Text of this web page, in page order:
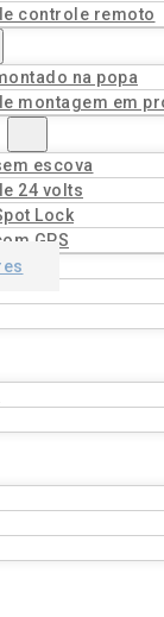
controle remoto
na popa
montagem em
escova
24 volts
Lock
GPS